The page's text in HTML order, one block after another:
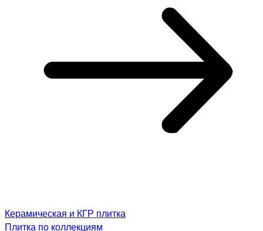
Керамическая и КГР плитка
Плитка по коллекциям